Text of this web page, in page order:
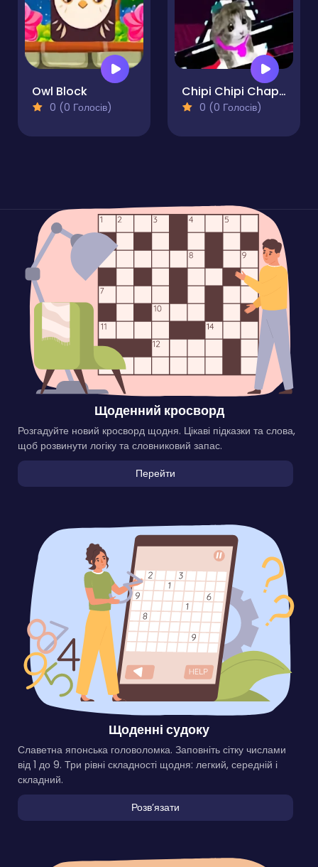
Owl Block
0 (0 Голосів)
Chipi Chipi Chapa Chapa Cat Glass Bridge
0 (0 Голосів)
Щоденний кросворд
Розгадуйте новий кросворд щодня. Цікаві підказки та слова,
щоб розвинути логіку та словниковий запас.
Перейти
Щоденні судоку
Славетна японська головоломка. Заповніть сітку числами
від 1 до 9. Три рівні складності щодня: легкий, середній і
складний.
Розвʼязати